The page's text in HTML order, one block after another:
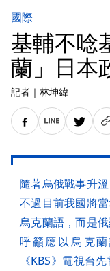
國際
基輔不
蘭」日本
記者 ｜ 林坤緯
隨著烏俄戰事升
不過目前我國將
烏克蘭語，而是
呼籲應以烏克
《KBS》電視台